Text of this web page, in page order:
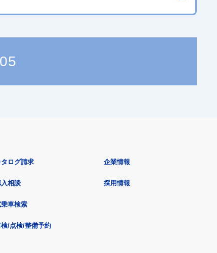
タログ請求
相談
車検索
/点検/整備予約
企業情報
採用情報